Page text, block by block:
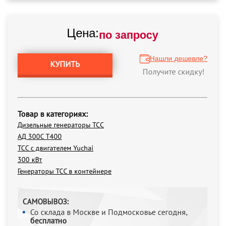
Цена:по запросу
КУПИТЬ
Нашли дешевле?
Получите скидку!
Товар в категориях:
Дизельные генераторы ТСС
АД 300С Т400
ТСС с двигателем Yuchai
300 кВт
Генераторы ТСС в контейнере
САМОВЫВОЗ:
Со склада в Москве и Подмосковье сегодня,
бесплатно